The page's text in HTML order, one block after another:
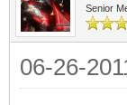
Senior
06-26-